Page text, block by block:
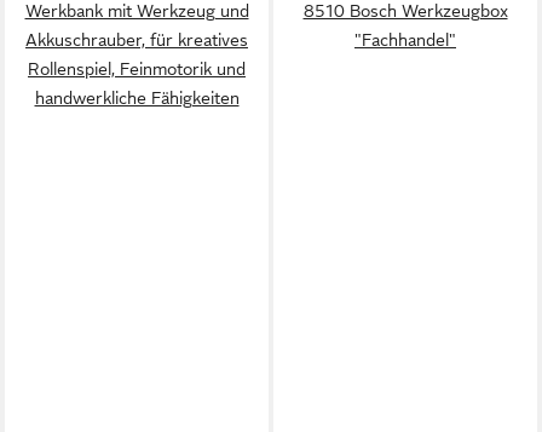
Werkbank mit Werkzeug und
Akkuschrauber, für kreatives
Rollenspiel, Feinmotorik und
handwerkliche Fähigkeiten
8510 Bosch Werkzeugbox
"Fachhandel"